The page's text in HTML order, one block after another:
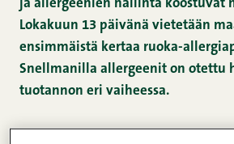
ja allergeenien hallinta koostuvat
Lokakuun 13 päivänä vietetään
ensimmäistä kertaa ruoka-
Snellmanilla allergeenit on otettu
tuotannon eri vaiheessa.